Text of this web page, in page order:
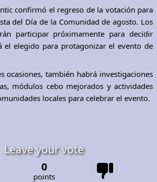
confirmó el regreso de la votación para
del Día de la Comunidad de agosto. Los
participar próximamente para decidir
el elegido para protagonizar el evento de
ocasiones, también habrá investigaciones
módulos cebo mejorados y actividades
locales para celebrar el evento.
Leave your vote
0
points